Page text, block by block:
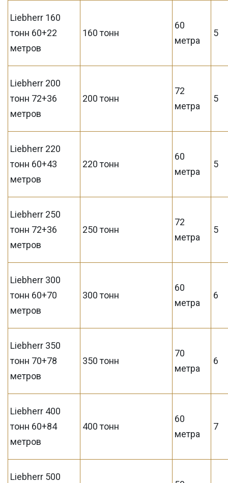
Liebherr 160
тонн 60+22
метров
160 тонн
60
метра
5
Liebherr 200
тонн 72+36
метров
200 тонн
72
метра
5
Liebherr 220
тонн 60+43
метров
220 тонн
60
метра
5
Liebherr 250
тонн 72+36
метров
250 тонн
72
метра
5
Liebherr 300
тонн 60+70
метров
300 тонн
60
метра
6
Liebherr 350
тонн 70+78
метров
350 тонн
70
метра
6
Liebherr 400
тонн 60+84
метров
400 тонн
60
метра
7
Liebherr 500